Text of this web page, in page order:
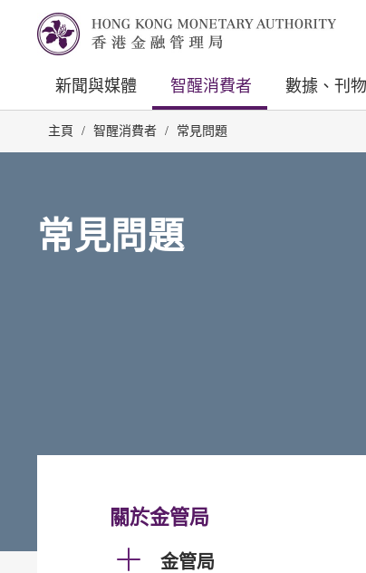
新聞與媒體 智醒消費者 數據、刊
主頁 / 智醒消費者 / 常見問題
常見問題
關於金管局
金管局